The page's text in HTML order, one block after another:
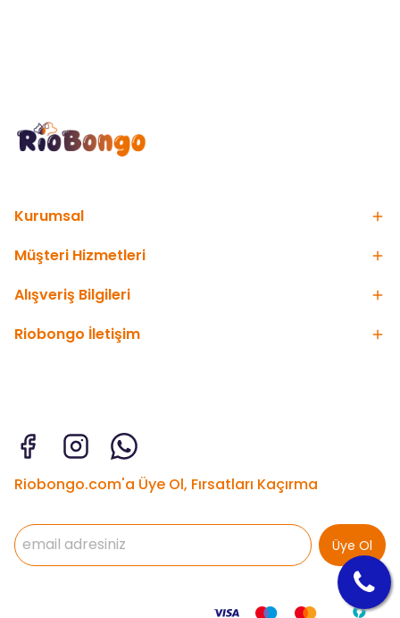
Kurumsal
Müşteri Hizmetleri
Alışveriş Bilgileri
Riobongo İletişim
Riobongo.com'a Üye Ol, Fırsatları Kaçırma
Üye Ol